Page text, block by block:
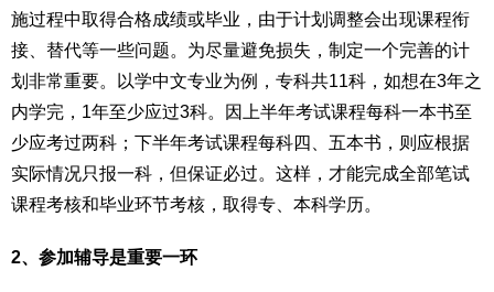
施过程中取得合格成绩或毕业，由于计划调整会出现课程衔
接、替代等一些问题。为尽量避免损失，制定一个完善的计
划非常重要。以学中文专业为例，专科共11科，如想在3年之
内学完，1年至少应过3科。因上半年考试课程每科一本书至
少应考过两科；下半年考试课程每科四、五本书，则应根据
实际情况只报一科，但保证必过。这样，才能完成全部笔试
课程考核和毕业环节考核，取得专、本科学历。
2、参加辅导是重要一环